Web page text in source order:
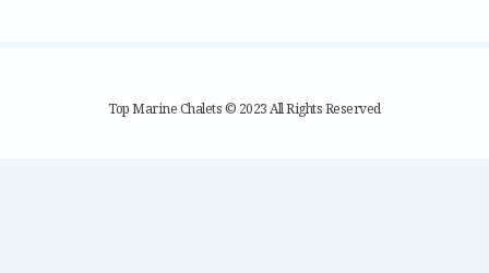
Top Marine Chalets © 2023 All Rights Reserved